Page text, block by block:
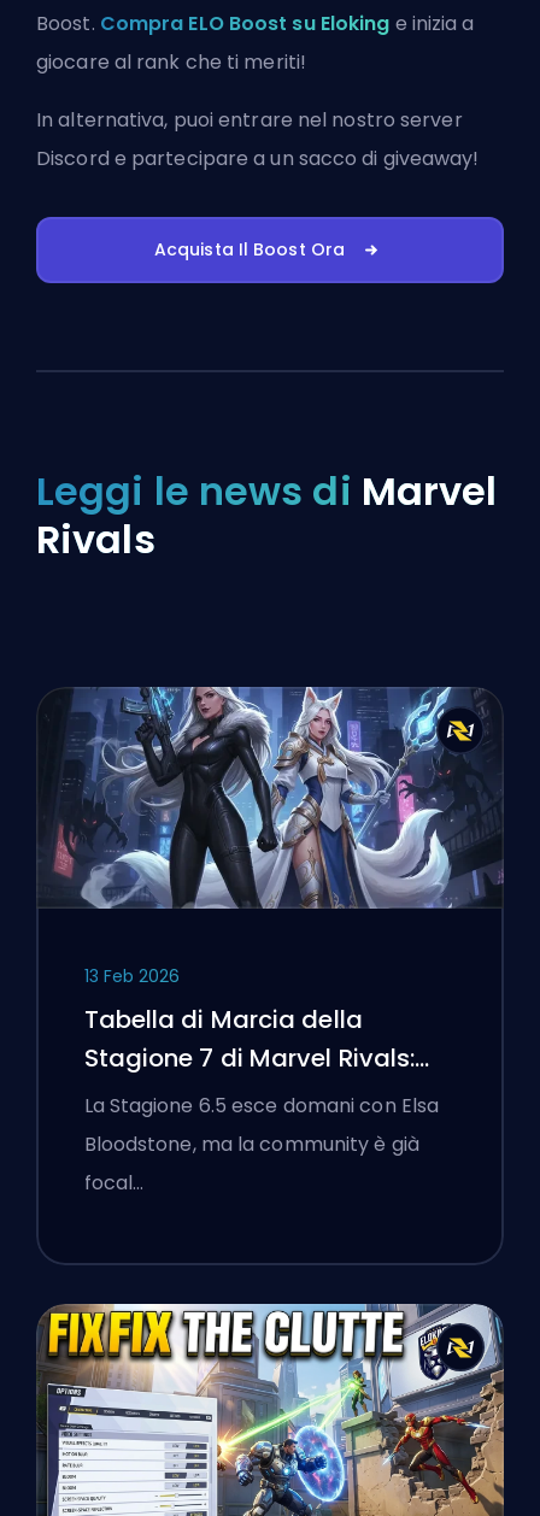
Boost. Compra ELO Boost su Eloking e inizia a
giocare al rank che ti meriti!
In alternativa, puoientrare nel nostro server
Discord e partecipare a un sacco di giveaway!
Acquista Il Boost Ora
Leggi le news di Marvel
Rivals
13 Feb 2026
Tabella di Marcia della
Stagione 7 di Marvel Rivals:
Black Cat, White Fox e l'Evento
Monsters Take Manhattan
La Stagione 6.5 esce domani con Elsa
Bloodstone, ma la community è già
focal…